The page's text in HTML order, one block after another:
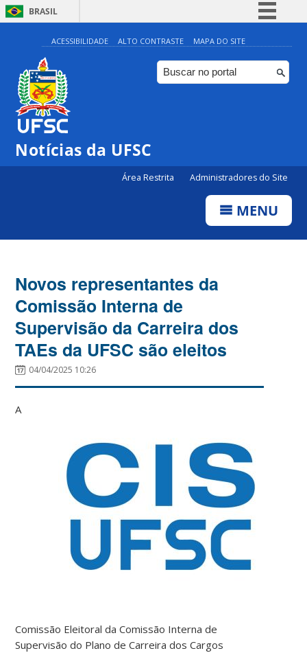
BRASIL
Simplifique!
Comunica BR
Participe
ACESSIBILIDADE ALTO CONTRASTE MAPA DO SITE
Notícias da UFSC
Área Restrita Administradores do Site
MENU
Novos representantes da
Comissão Interna de
Supervisão da Carreira dos
TAEs da UFSC são eleitos
04/04/2025 10:26
A
Comissão Eleitoral da Comissão Interna de
Supervisão do Plano de Carreira dos Cargos